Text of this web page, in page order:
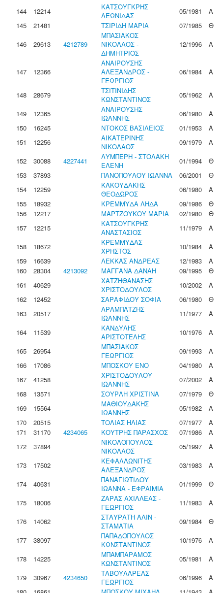
144
12214
ΚΑΤΣΟΥΓΚΡΗΣ
ΛΕΩΝΙΔΑΣ
05/1981
Α
145
21481 ΤΣΙΡΙΔΗ ΜΑΡΙΑ 07/1985
Θ
146
29613 4212789
ΜΠΑΣΙΑΚΟΣ
ΝΙΚΟΛΑΟΣ -
ΔΗΜΗΤΡΙΟΣ
12/1996 Α
147 12366
ΑΝΑΙΡΟΥΣΗΣ
ΑΛΕΞΑΝΔΡΟΣ -
ΓΕΩΡΓΙΟΣ
06/1984 Α
148 28679
ΤΣΙΤΙΝΙΔΗΣ
ΚΩΝΣΤΑΝΤΙΝΟΣ
05/1962
Α
149
12365
ΑΝΑΙΡΟΥΣΗΣ
ΙΩΑΝΝΗΣ
06/1980
Α
150
16245 ΝΤΟΚΟΣ ΒΑΣΙΛΕΙΟΣ 01/1953
Α
151
12256
ΑΙΚΑΤΕΡΙΝΗΣ
ΝΙΚΟΛΑΟΣ
09/1979
Α
152
30088 4227441
ΛΥΜΠΕΡΗ - ΣΤΟΛΑΚΗ
ΕΛΕΝΗ
01/1994
Θ
153
37893 ΠΑΝΟΠΟΥΛΟΥ ΙΩΑΝΝΑ 06/2001
Θ
154
12259
ΚΑΚΟΥΔΑΚΗΣ
ΘΕΟΔΩΡΟΣ
06/1980
Α
155
18932 ΚΡΕΜΜΥΔΑ ΛΗΔΑ 09/1986
Θ
156
12217 ΜΑΡΤΖΟΥΚΟΥ ΜΑΡΙΑ 02/1980
Θ
157
12215
ΚΑΤΣΟΥΓΚΡΗΣ
ΑΝΑΣΤΑΣΙΟΣ
11/1979
Α
158
18672
ΚΡΕΜΜΥΔΑΣ
ΧΡΗΣΤΟΣ
10/1984
Α
159
16639 ΛΕΚΚΑΣ ΑΝΔΡΕΑΣ 12/1983
Α
160
28304 4213092 ΜΑΓΓΑΝΑ ΔΑΝΑΗ 09/1995
Θ
161
40629
ΧΑΤΖΗΘΑΝΑΣΗΣ
ΧΡΙΣΤΟΔΟΥΛΟΣ
10/2002
Α
162
12452 ΣΑΡΑΦΙΔΟΥ ΣΟΦΙΑ 06/1980
Θ
163
20517
ΑΡΑΜΠΑΤΖΗΣ
ΙΩΑΝΝΗΣ
11/1977
Α
164
11539
ΚΑΝΔΥΛΗΣ
ΑΡΙΣΤΟΤΕΛΗΣ
10/1976
Α
165
26954
ΜΠΑΣΙΑΚΟΣ
ΓΕΩΡΓΙΟΣ
09/1993
Α
166
17086 ΜΠΟΣΚΟΥ ΕΝΟ 04/1980
Α
167
41258
ΧΡΙΣΤΟΔΟΥΛΟΥ
ΙΩΑΝΝΗΣ
07/2002
Α
168
13571 ΣΟΥΡΛΗ ΧΡΙΣΤΙΝΑ 07/1979
Θ
169
15564
ΜΑΘΙΟΥΔΑΚΗΣ
ΙΩΑΝΝΗΣ
05/1982
Α
170
20515 ΤΟΛΙΑΣ ΗΛΙΑΣ 07/1977
Α
171
31170 4234065 ΚΟΥΤΡΗΣ ΠΑΡΑΣΧΟΣ 07/1986
Α
172
37894
ΝΙΚΟΛΟΠΟΥΛΟΣ
ΝΙΚΟΛΑΟΣ
05/1997
Α
173
17502
ΚΕΦΑΛΛΩΝΙΤΗΣ
ΑΛΕΞΑΝΔΡΟΣ
03/1983
Α
174
40631
ΠΑΝΑΓΙΩΤΙΔΟΥ
ΙΩΑΝΝΑ - ΕΦΡΑΙΜΙΑ
01/1999
Θ
175
18006
ΖΑΡΑΣ ΑΧΙΛΛΕΑΣ -
ΓΕΩΡΓΙΟΣ
11/1983
Α
176
14062
ΣΤΑΥΡΑΤΗ ΑΛΙΝ -
ΣΤΑΜΑΤΙΑ
09/1984
Θ
177
38097
ΠΑΠΑΔΟΠΟΥΛΟΣ
ΚΩΝΣΤΑΝΤΙΝΟΣ
10/1976
Α
178
14225
ΜΠΑΜΠΑΡΑΜΟΣ
ΚΩΝΣΤΑΝΤΙΝΟΣ
05/1981
Α
179
30967 4234650
ΤΑΒΟΥΛΑΡΕΑΣ
ΓΕΩΡΓΙΟΣ
06/1996
Α